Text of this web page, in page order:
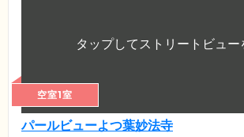
空室1室
パールビューよつ葉妙法寺